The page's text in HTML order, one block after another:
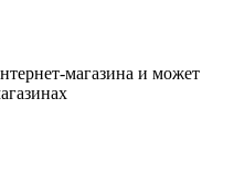
магазина и может